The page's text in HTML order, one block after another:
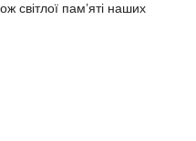
світлої пам’яті наших